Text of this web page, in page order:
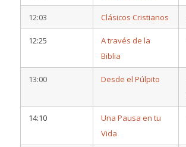
12:03 Clásicos Cristianos
12:25
A través de la
Biblia
13:00 Desde el Púlpito
14:10
Una Pausa en tu
Vida